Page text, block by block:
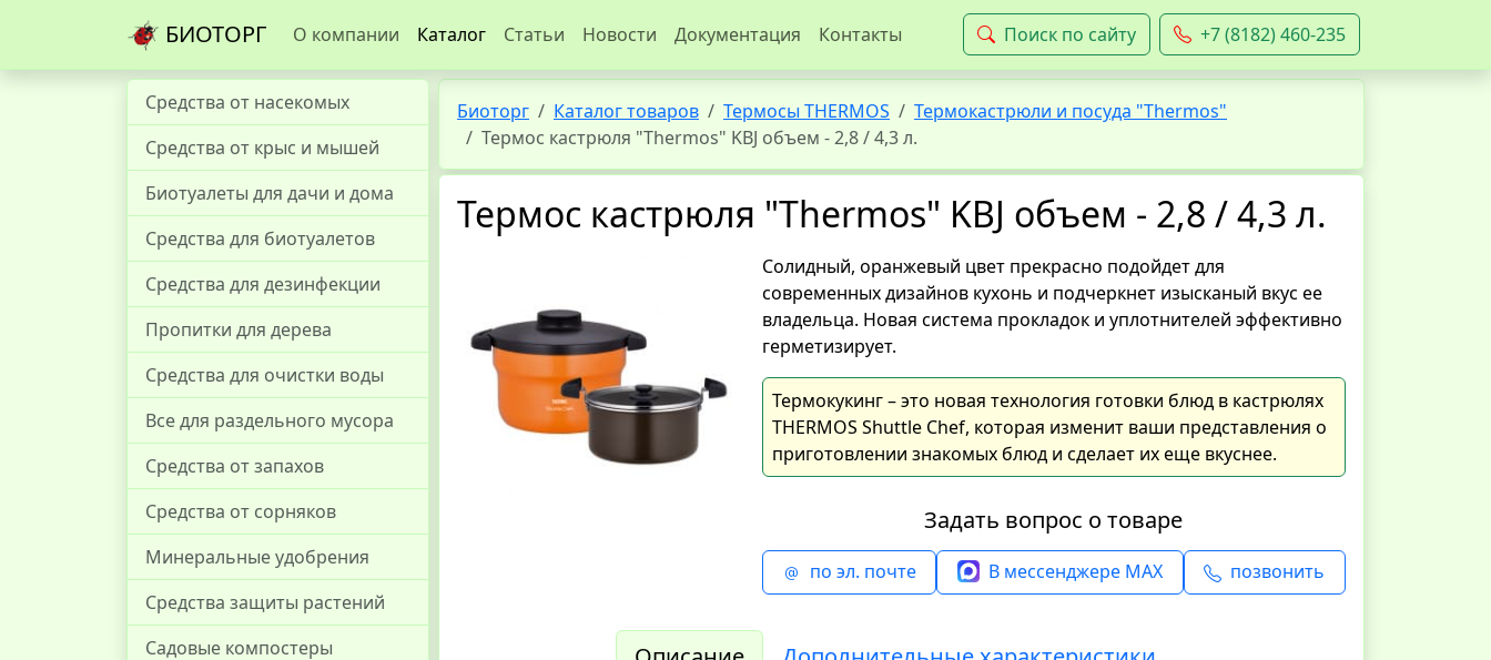
БИОТОРГ О компании Каталог Статьи Новости Документация Контакты Поиск по сайту +7 (8182) 460-235
Средства от насекомых
Средства от крыс и мышей
Биотуалеты для дачи и дома
Средства для биотуалетов
Средства для дезинфекции
Пропитки для дерева
Средства для очистки воды
Все для раздельного мусора
Средства от запахов
Средства от сорняков
Минеральные удобрения
Средства защиты растений
Садовые компостеры
Биоторг Каталог товаров Термосы THERMOS
Термокастрюли и посуда "Thermos"
Термос кастрюля "Thermos" KBJ объем - 2,8 / 4,3 л.
Термос кастрюля "Thermos" KBJ объем - 2,8 / 4,3 л.
Солидный, оранжевый цвет прекрасно подойдет для
современных дизайнов кухонь и подчеркнет изысканый вкус ее
владельца. Новая система прокладок и уплотнителей эффективно
герметизирует.
Термокукинг – это новая технология готовки блюд в кастрюлях
THERMOS Shuttle Chef, которая изменит ваши представления о
приготовлении знакомых блюд и сделает их еще вкуснее.
Задать вопрос о товаре
по эл. почте В мессенджере MAX позвонить